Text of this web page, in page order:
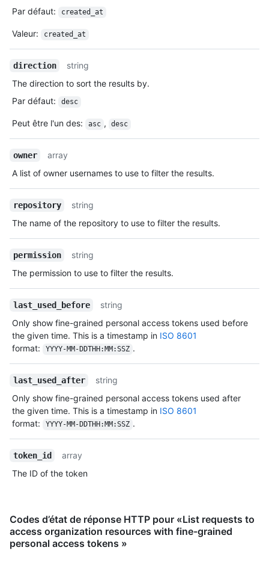
Par défaut: created_at
Valeur: created_at
direction
string
The direction to sort the results by.
Par défaut: desc
Peut être l'un des: asc , desc
owner
array
A list of owner usernames to use to filter the results.
repository
string
The name of the repository to use to filter the results.
permission
string
The permission to use to filter the results.
last_used_before
string
Only show fine-grained personal access tokens used before
the given time. This is a timestamp in ISO 8601
format:
YYYY-MM-DDTHH:MM:SSZ .
last_used_after
string
Only show fine-grained personal access tokens used after
the given time. This is a timestamp in ISO 8601
format:
YYYY-MM-DDTHH:MM:SSZ .
token_id
array
The ID of the token
Codes d’état de réponse HTTP pour «List requests to
access organization resources with fine-grained
personal access tokens »